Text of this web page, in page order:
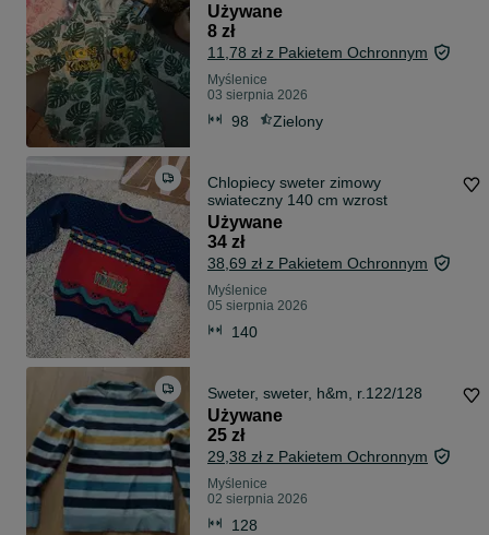
Używane
8 zł
11,78 zł z Pakietem Ochronnym
Myślenice
03 sierpnia 2026
98 Zielony
Chlopiecy sweter zimowy
swiateczny 140 cm wzrost
Używane
34 zł
38,69 zł z Pakietem Ochronnym
Myślenice
05 sierpnia 2026
140
Sweter, sweter, h&m, r.122/128
Używane
25 zł
29,38 zł z Pakietem Ochronnym
Myślenice
02 sierpnia 2026
128